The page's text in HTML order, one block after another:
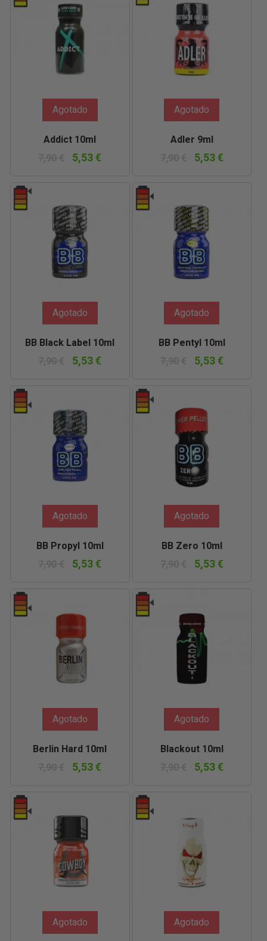
Agotado
Addict 10ml
5,53 €
Agotado
Adler 9ml
5,53 €
Agotado
BB Black Label 10ml
5,53 €
Agotado
BB Pentyl 10ml
5,53 €
Agotado
BB Propyl 10ml
5,53 €
Agotado
BB Zero 10ml
5,53 €
Agotado
Berlin Hard 10ml
5,53 €
Agotado
Blackout 10ml
5,53 €
Agotado Agotado